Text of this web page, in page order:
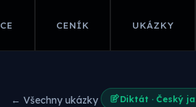
CENÍK UKÁZKY
← Všechny ukázky Diktát · Český